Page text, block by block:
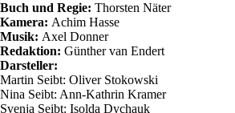
Buch und Regie: Thorsten Näter
Kamera: Achim Hasse
Musik: Axel Donner
Redaktion: Günther van Endert
Darsteller:
Martin Seibt: Oliver Stokowski
Nina Seibt: Ann-Kathrin Kramer
Svenja Seibt: Isolda Dychauk